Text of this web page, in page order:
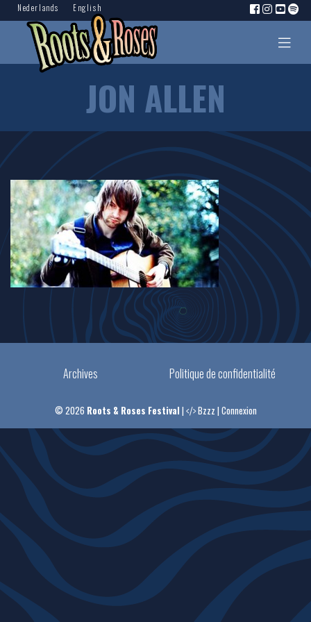
Nederlands English
JON ALLEN
Archives Politique de confidentialité
© 2026 Roots & Roses Festival | Bzzz | Connexion